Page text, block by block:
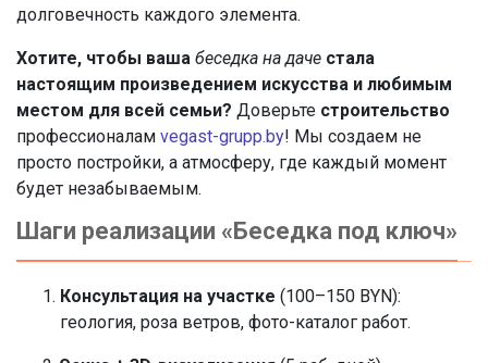
долговечность каждого элемента.
Хотите, чтобы ваша беседка на даче стала
настоящим произведением искусства и любимым
местом для всей семьи? Доверьте строительство
профессионалам vegast-grupp.by! Мы создаем не
просто постройки, а атмосферу, где каждый момент
будет незабываемым.
Шаги реализации «Беседка под ключ»
Консультация на участке (100–150 BYN):
геология, роза ветров, фото-каталог работ.